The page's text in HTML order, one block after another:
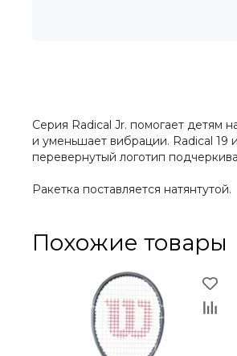
Серия Radical Jr. помогает детям
и уменьшает вибрации. Radical 19
перевернутый логотип
Ракетка поставляется натянтутой.
Похожие товары